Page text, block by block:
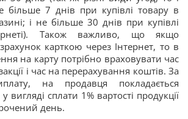
більше 7 днів при купівлі товару в
і не більше 30 днів при купівлі
Також важливо, що якщо
карткою через Інтернет, то в
на карту потрібно враховувати час
і час на перерахування коштів. За
на продавця покладається
у вигляді сплати 1% вартості продукції
день.